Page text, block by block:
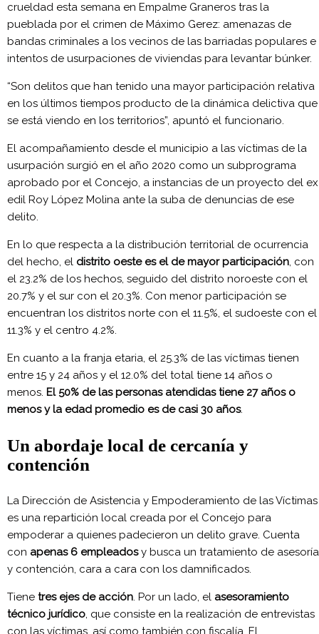
crueldad esta semana en Empalme Graneros tras la
pueblada por el crimen de Máximo Gerez: amenazas de
bandas criminales a los vecinos de las barriadas populares e
intentos de usurpaciones de viviendas para levantar búnker.
“Son delitos que han tenido una mayor participación relativa
en los últimos tiempos producto de la dinámica delictiva que
se está viendo en los territorios”, apuntó el funcionario.
El acompañamiento desde el municipio a las víctimas de la
usurpación surgió en el año 2020 como un subprograma
aprobado por el Concejo, a instancias de un proyecto del ex
edil Roy López Molina ante la suba de denuncias de ese
delito.
En lo que respecta a la distribución territorial de ocurrencia
del hecho, el distrito oeste es el de mayor participación, con
el 23.2% de los hechos, seguido del distrito noroeste con el
20.7% y el sur con el 20.3%. Con menor participación se
encuentran los distritos norte con el 11.5%, el sudoeste con el
11.3% y el centro 4.2%.
En cuanto a la franja etaria, el 25.3% de las víctimas tienen
entre 15 y 24 años y el 12.0% del total tiene 14 años o
menos. El 50% de las personas atendidas tiene 27 años o
menos y la edad promedio es de casi 30 años.
Un abordaje local de cercanía y
contención
La Dirección de Asistencia y Empoderamiento de las Víctimas
es una repartición local creada por el Concejo para
empoderar a quienes padecieron un delito grave. Cuenta
con apenas 6 empleadosy busca un tratamiento de asesoría
y contención, cara a cara con los damnificados.
Tiene tres ejes de acción. Por un lado, el asesoramiento
técnico jurídico, que consiste en la realización de entrevistas
con las víctimas, así como también con fiscalía. El